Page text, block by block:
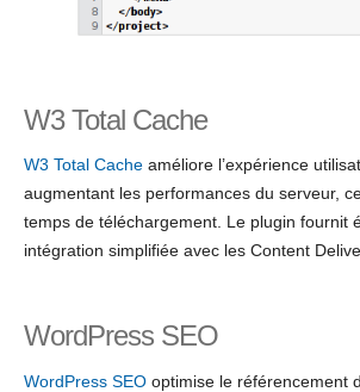
W3 Total Cache
W3 Total Cache améliore l’expérience
augmentant les performances du serveur,
temps de téléchargement. Le plugin fournit
intégration simplifiée avec les Content
WordPress SEO
WordPress SEO optimise le référencement